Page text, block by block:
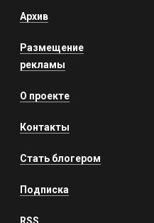
Архив
Размещение
рекламы
О проекте
Контакты
Стать блогером
Подписка